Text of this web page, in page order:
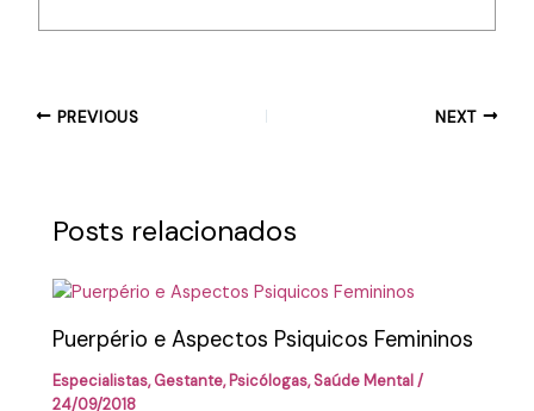
PREVIOUS NEXT
Posts relacionados
Puerpério e Aspectos Psiquicos Femininos
Especialistas,Gestante,Psicólogas,Saúde Mental/
24/09/2018